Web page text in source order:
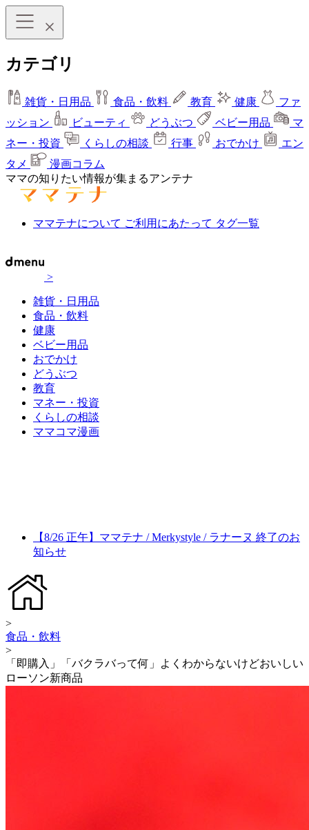
カテゴリ
雑貨・日用品 食品・飲料 教育 健康
ファ
ッション
ビューティ どうぶつ ベビー用品
マ
ネー・投資
くらしの相談 行事 おでかけ
エン
タメ
漫画コラム
ママの知りたい情報が集まるアンテナ
ママテナについて ご利用にあたって タグ一覧
>
雑貨・日用品
食品・飲料
健康
ベビー用品
おでかけ
どうぶつ
教育
マネー・投資
くらしの相談
ママコマ漫画
【8/26 正午】ママテナ / Merkystyle / ラナーヌ 終了のお
知らせ
>
食品・飲料
>
「即購入」「バクラバって何」よくわからないけどおいしい
ローソン新商品